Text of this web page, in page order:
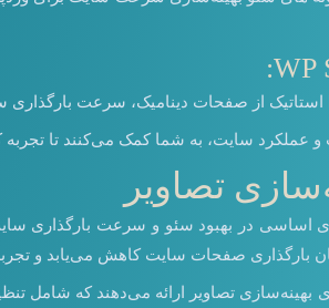
عملکرد سایت، به شما کمک می‌کنند تا تجربه
تصاویر
اساسی در بهبود سئو و سرعت بارگذاری
بارگذاری صفحات سایت کاهش می‌یابد و